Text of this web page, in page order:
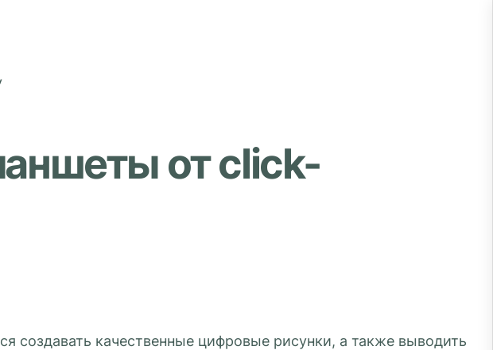
от click-
создавать качественные цифровые рисунки, а также выводить